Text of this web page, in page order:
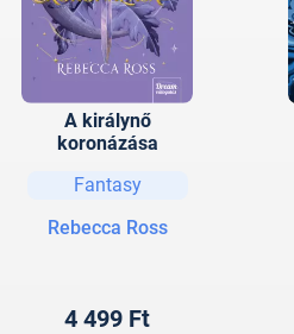
A királynő
koronázása
Fantasy
Rebecca Ross
4 499 Ft